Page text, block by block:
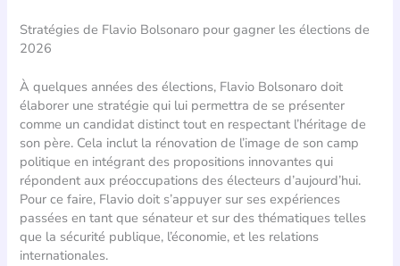
Stratégies de Flavio Bolsonaro pour gagner les élections de
2026
À quelques années des élections, Flavio Bolsonaro doit
élaborer une stratégie qui lui permettra de se présenter
comme un candidat distinct tout en respectant l’héritage de
son père. Cela inclut la rénovation de l’image de son camp
politique en intégrant des propositions innovantes qui
répondent aux préoccupations des électeurs d’aujourd’hui.
Pour ce faire, Flavio doit s’appuyer sur ses expériences
passées en tant que sénateur et sur des thématiques telles
que la sécurité publique, l’économie, et les relations
internationales.